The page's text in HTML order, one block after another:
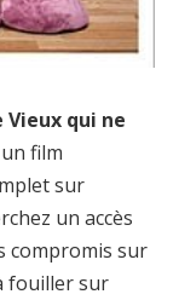
Vieux qui ne
film
sur
un accès
compromis sur
fouiller sur